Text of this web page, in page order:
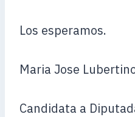
Los esperamos.
Maria Jose
Candidata a